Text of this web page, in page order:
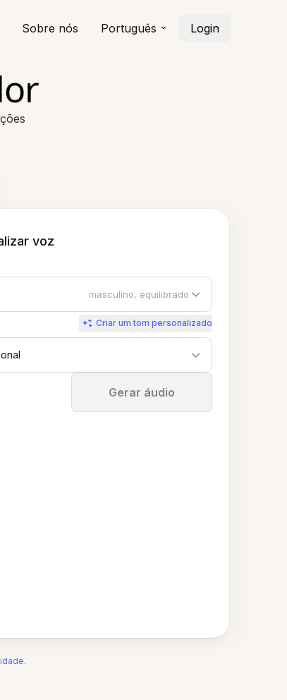
Sobre nós Português Login
voz
masculino, equilibrado
Criar um tom personalizado
Gerar áudio
Parar
.